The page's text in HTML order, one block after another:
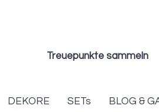
Treuepunkte sammeln
DEKORE SETs BLOG &